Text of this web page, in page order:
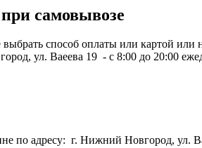
самовывозе
способ оплаты или картой или
ул. Ваеева 19 - с 8:00 до 20:00
по адресу: г. Нижний Новгород, ул.